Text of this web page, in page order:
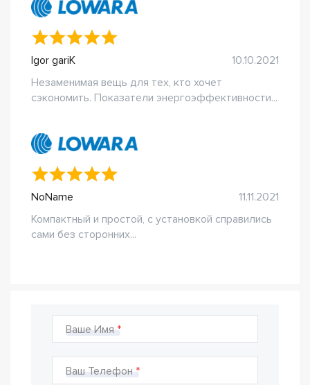
Igor gariK
10.10.2021
Незаменимая вещь для тех, кто хочет
сэкономить. Показатели энергоэффективности...
NoName
11.11.2021
Компактный и простой, с установкой справились
сами без сторонних...
Ваше Имя
Ваш Телефон